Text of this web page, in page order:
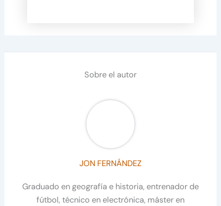
Sobre el autor
JON FERNÁNDEZ
Graduado en geografía e historia, entrenador de
fútbol, técnico en electrónica, máster en